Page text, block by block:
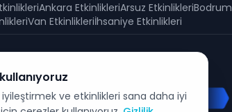
Ankara EtkinlikleriArsuz EtkinlikleriBodrum
Van Etkinlikleriİhsaniye Etkinlikleri
ve etkinlikleri sana daha iyi